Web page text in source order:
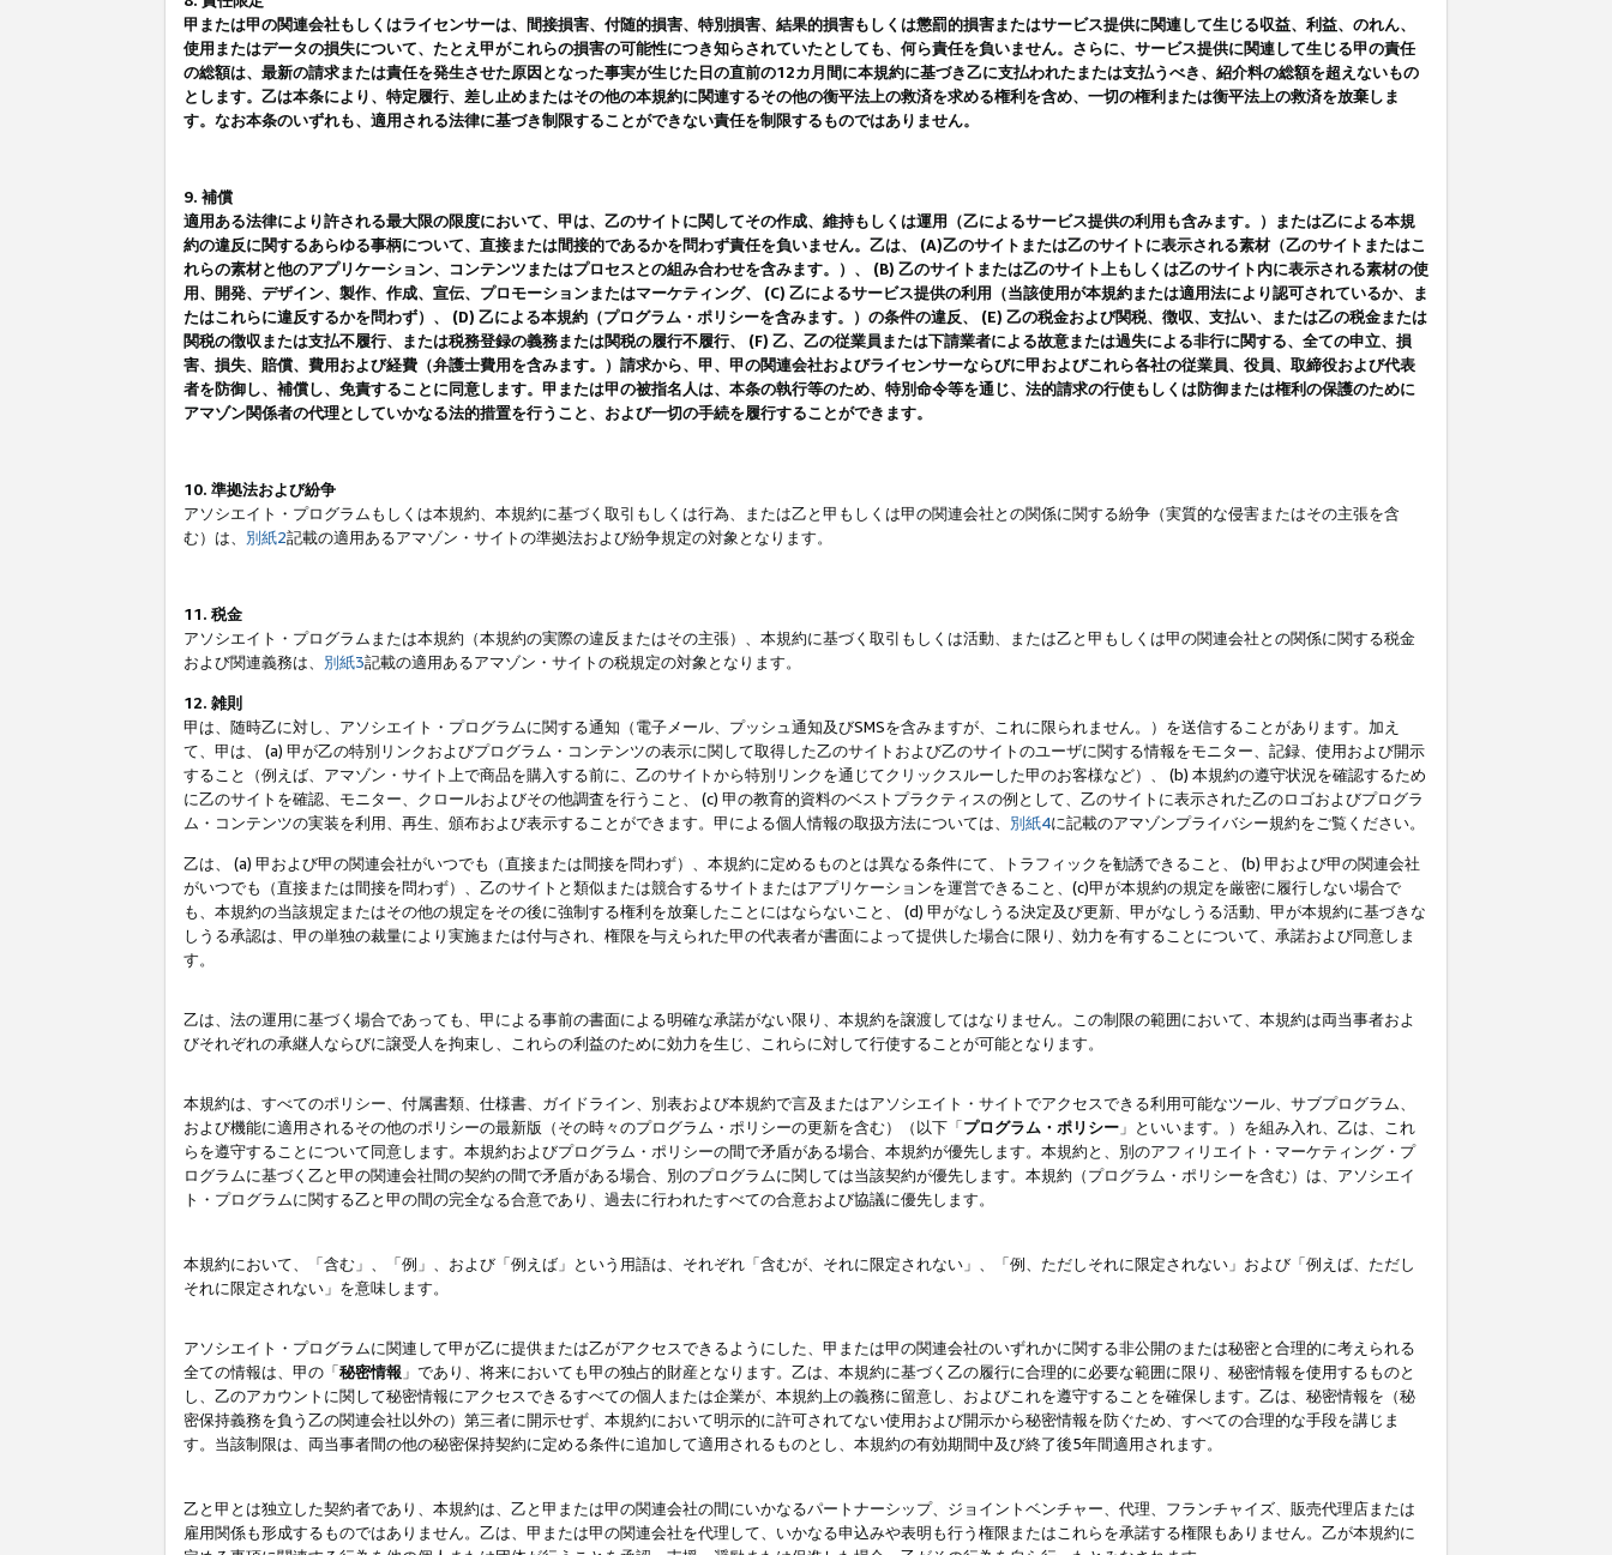
甲または甲の関連会社もしくはライセンサーは、間接損害、付随的損害、特別損害、結果的損害もしくは懲罰的損害またはサービス提供に関連して生じる収益、利益、のれん、
使用またはデータの損失について、たとえ甲がこれらの損害の可能性につき知らされていたとしても、何ら責任を負いません。さらに、サービス提供に関連して生じる甲の責任
の総額は、最新の請求または責任を発生させた原因となった事実が生じた日の直前の12カ月間に本規約に基づき乙に支払われたまたは支払うべき、紹介料の総額を超えないもの
とします。乙は本条により、特定履行、差し止めまたはその他の本規約に関連するその他の衡平法上の救済を求める権利を含め、一切の権利または衡平法上の救済を放棄しま
す。なお本条のいずれも、適用される法律に基づき制限することができない責任を制限するものではありません。
9. 補償
適用ある法律により許される最大限の限度において、甲は、乙のサイトに関してその作成、維持もしくは運用（乙によるサービス提供の利用も含みます。）または乙による本規
約の違反に関するあらゆる事柄について、直接または間接的であるかを問わず責任を負いません。乙は、 (A)乙のサイトまたは乙のサイトに表示される素材（乙のサイトまたはこ
れらの素材と他のアプリケーション、コンテンツまたはプロセスとの組み合わせを含みます。）、 (B) 乙のサイトまたは乙のサイト上もしくは乙のサイト内に表示される素材の使
用、開発、デザイン、製作、作成、宣伝、プロモーションまたはマーケティング、 (C) 乙によるサービス提供の利用（当該使用が本規約または適用法により認可されているか、ま
たはこれらに違反するかを問わず）、 (D) 乙による本規約（プログラム・ポリシーを含みます。）の条件の違反、 (E) 乙の税金および関税、徴収、支払い、または乙の税金または
関税の徴収または支払不履行、または税務登録の義務または関税の履行不履行、 (F) 乙、乙の従業員または下請業者による故意または過失による非行に関する、全ての申立、損
害、損失、賠償、費用および経費（弁護士費用を含みます。）請求から、甲、甲の関連会社およびライセンサーならびに甲およびこれら各社の従業員、役員、取締役および代表
者を防御し、補償し、免責することに同意します。甲または甲の被指名人は、本条の執行等のため、特別命令等を通じ、法的請求の行使もしくは防御または権利の保護のために
アマゾン関係者の代理としていかなる法的措置を行うこと、および一切の手続を履行することができます。
10. 準拠法および紛争
アソシエイト・プログラムもしくは本規約、本規約に基づく取引もしくは行為、または乙と甲もしくは甲の関連会社との関係に関する紛争（実質的な侵害またはその主張を含
む）は、 別紙2記載の適用あるアマゾン・サイトの準拠法および紛争規定の対象となります。
11. 税金
アソシエイト・プログラムまたは本規約（本規約の実際の違反またはその主張）、本規約に基づく取引もしくは活動、または乙と甲もしくは甲の関連会社との関係に関する税金
および関連義務は、 別紙3記載の適用あるアマゾン・サイトの税規定の対象となります。
12. 雑則
甲は、随時乙に対し、アソシエイト・プログラムに関する通知（電子メール、プッシュ通知及びSMSを含みますが、これに限られません。）を送信することがあります。加え
て、甲は、 (a) 甲が乙の特別リンクおよびプログラム・コンテンツの表示に関して取得した乙のサイトおよび乙のサイトのユーザに関する情報をモニター、記録、使用および開示
すること（例えば、アマゾン・サイト上で商品を購入する前に、乙のサイトから特別リンクを通じてクリックスルーした甲のお客様など）、 (b) 本規約の遵守状況を確認するため
に乙のサイトを確認、モニター、クロールおよびその他調査を行うこと、 (c) 甲の教育的資料のベストプラクティスの例として、乙のサイトに表示された乙のロゴおよびプログラ
ム・コンテンツの実装を利用、再生、頒布および表示することができます。甲による個人情報の取扱方法については、 別紙4に記載のアマゾンプライバシー規約をご覧ください。
乙は、 (a) 甲および甲の関連会社がいつでも（直接または間接を問わず）、本規約に定めるものとは異なる条件にて、トラフィックを勧誘できること、 (b) 甲および甲の関連会社
がいつでも（直接または間接を問わず）、乙のサイトと類似または競合するサイトまたはアプリケーションを運営できること、(c)甲が本規約の規定を厳密に履行しない場合で
も、本規約の当該規定またはその他の規定をその後に強制する権利を放棄したことにはならないこと、 (d) 甲がなしうる決定及び更新、甲がなしうる活動、甲が本規約に基づきな
しうる承認は、甲の単独の裁量により実施または付与され、権限を与えられた甲の代表者が書面によって提供した場合に限り、効力を有することについて、承諾および同意しま
す。
乙は、法の運用に基づく場合であっても、甲による事前の書面による明確な承諾がない限り、本規約を譲渡してはなりません。この制限の範囲において、本規約は両当事者およ
びそれぞれの承継人ならびに譲受人を拘束し、これらの利益のために効力を生じ、これらに対して行使することが可能となります。
本規約は、すべてのポリシー、付属書類、仕様書、ガイドライン、別表および本規約で言及またはアソシエイト・サイトでアクセスできる利用可能なツール、サブプログラム、
および機能に適用されるその他のポリシーの最新版（その時々のプログラム・ポリシーの更新を含む）（以下「プログラム・ポリシー 」といいます。）を組み入れ、乙は、これ
らを遵守することについて同意します。本規約およびプログラム・ポリシーの間で矛盾がある場合、本規約が優先します。本規約と、別のアフィリエイト・マーケティング・プ
ログラムに基づく乙と甲の関連会社間の契約の間で矛盾がある場合、別のプログラムに関しては当該契約が優先します。本規約（プログラム・ポリシーを含む）は、アソシエイ
ト・プログラムに関する乙と甲の間の完全なる合意であり、過去に行われたすべての合意および協議に優先します。
本規約において、「含む」、「例」、および「例えば」という用語は、それぞれ「含むが、それに限定されない」、「例、ただしそれに限定されない」および「例えば、ただし
それに限定されない」を意味します。
アソシエイト・プログラムに関連して甲が乙に提供または乙がアクセスできるようにした、甲または甲の関連会社のいずれかに関する非公開のまたは秘密と合理的に考えられる
全ての情報は、甲の「秘密情報 」であり、将来においても甲の独占的財産となります。乙は、本規約に基づく乙の履行に合理的に必要な範囲に限り、秘密情報を使用するものと
し、乙のアカウントに関して秘密情報にアクセスできるすべての個人または企業が、本規約上の義務に留意し、およびこれを遵守することを確保します。乙は、秘密情報を（秘
密保持義務を負う乙の関連会社以外の）第三者に開示せず、本規約において明示的に許可されてない使用および開示から秘密情報を防ぐため、すべての合理的な手段を講じま
す。当該制限は、両当事者間の他の秘密保持契約に定める条件に追加して適用されるものとし、本規約の有効期間中及び終了後5年間適用されます。
乙と甲とは独立した契約者であり、本規約は、乙と甲または甲の関連会社の間にいかなるパートナーシップ、ジョイントベンチャー、代理、フランチャイズ、販売代理店または
雇用関係も形成するものではありません。乙は、甲または甲の関連会社を代理して、いかなる申込みや表明も行う権限またはこれらを承諾する権限もありません。乙が本規約に